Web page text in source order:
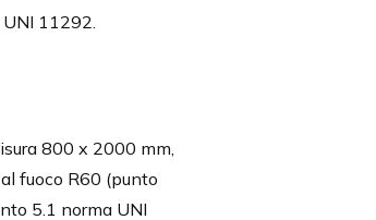
11292.
800 x 2000 mm,
fuoco R60 (punto
5.1 norma UNI